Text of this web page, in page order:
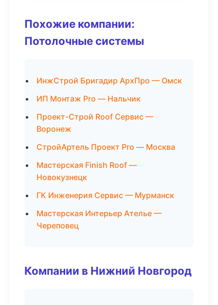
Похожие компании:
Потолочные системы
ИнжСтрой Бригадир АрхПро — Омск
ИП Монтаж Pro — Нальчик
Проект-Строй Roof Сервис —
Воронеж
СтройАртель Проект Pro — Москва
Мастерская Finish Roof —
Новокузнецк
ГК Инженерия Сервис — Мурманск
Мастерская Интерьер Ателье —
Череповец
Компании в Нижний Новгород